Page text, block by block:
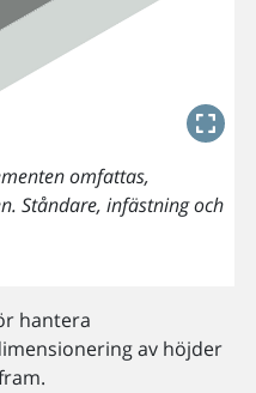
omfattas,
Ståndare, infästning och
hantera
av höjder